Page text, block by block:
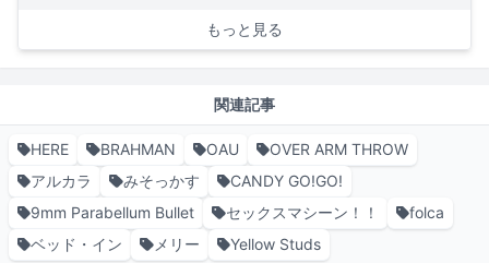
もっと見る
関連記事
HERE BRAHMAN OAU
OVER ARM THROW
アルカラ
みそっかす
CANDY GO!GO!
9mm Parabellum Bullet
セックスマシーン！！
folca
ベッド・イン
メリー Yellow Studs